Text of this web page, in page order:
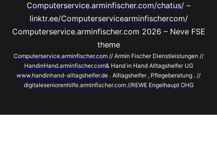
Computerservice.arminfischer.com/chatus/ –
linktr.ee/Computerservicearminfischercom/
Computerservice.arminfischer.com 2026 – Neve FSE
theme
Computerservice.arminfischer.com // Armin Fischer Dienstleistungen //
HandinHand.arminfischer.com& Hand in Hand Alltagshelfer UG
www.handinhand-alltagshelfer.de . Alltagshelfer , Pflegeberatung . //
digitaleseniorenhilfe.arminfischer.com//REWE Engelhaupt OHG